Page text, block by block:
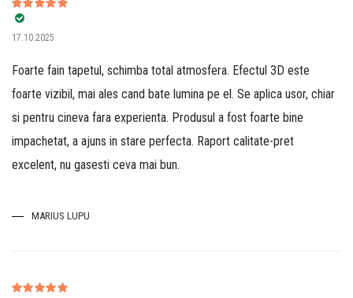
Evaluat la
din 5
17.10.2025
Foarte fain tapetul, schimba total atmosfera. Efectul 3D este
foarte vizibil, mai ales cand bate lumina pe el. Se aplica usor, chiar
si pentru cineva fara experienta. Produsul a fost foarte bine
impachetat, a ajuns in stare perfecta. Raport calitate-pret
excelent, nu gasesti ceva mai bun.
MARIUS LUPU